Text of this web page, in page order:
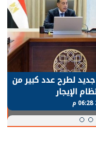
لطرح عدد كبير من
الإيجار